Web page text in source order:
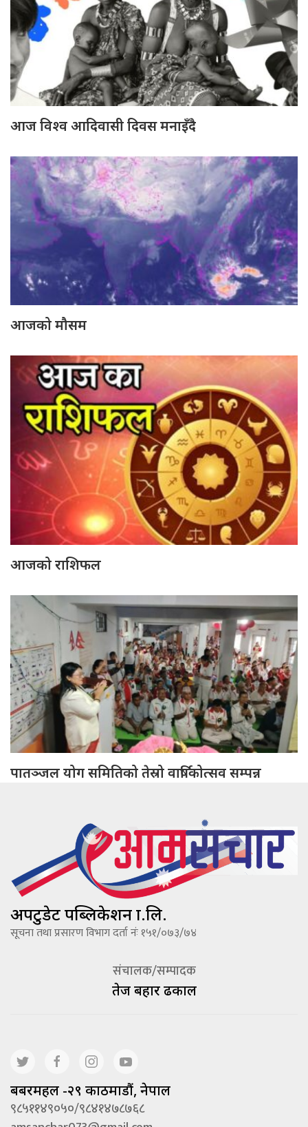
आज विश्व आदिवासी दिवस मनाइँदै
आजको मौसम
आजको राशिफल
पातञ्जल योग समितिको तेस्रो वार्षिकोत्सव सम्पन्न
अपटुडेट पब्लिकेशन प्रा.लि.
सूचना तथा प्रसारण विभाग दर्ता नंः १५१/०७३/७४
संचालक/सम्पादक
तेज बहादूर ढकाल
बबरमहल -२९ काठमाडौं, नेपाल
९८५११४९०५०/९८४१४७८७६८